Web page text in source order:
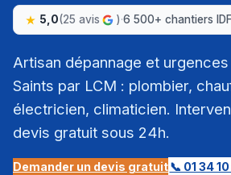
5,0(25 avis )·6 500+ chantiers IDF
Artisan dépannage et
Saints par LCM : plombier,
électricien, climaticien.
devis gratuit sous 24h.
Demander un devis gratuit📞 01 34